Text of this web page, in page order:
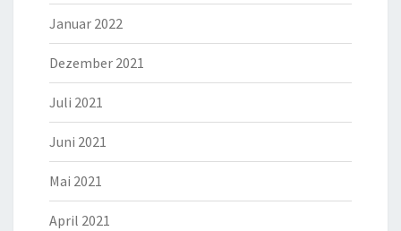
Januar 2022
Dezember 2021
Juli 2021
Juni 2021
Mai 2021
April 2021